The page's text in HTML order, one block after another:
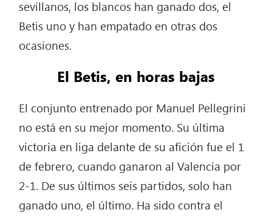
sevillanos, los blancos han ganado dos, el
Betis uno y han empatado en otras dos
ocasiones.
El Betis, en horas bajas
El conjunto entrenado por Manuel Pellegrini
no está en su mejor momento. Su última
victoria en liga delante de su afición fue el 1
de febrero, cuando ganaron al Valencia por
2-1. De sus últimos seis partidos, solo han
ganado uno, el último. Ha sido contra el